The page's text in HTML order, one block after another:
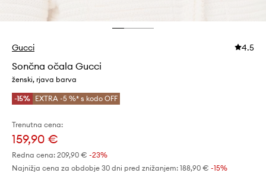
Gucci 4.5
Sončna očala Gucci
ženski, rjava barva
-15% EXTRA -5 %* s kodo OFF
Trenutna cena:
159,90 €
Redna cena: 209,90 € -23%
Najnižja cena za obdobje 30 dni pred znižanjem: 188,90 € -15%